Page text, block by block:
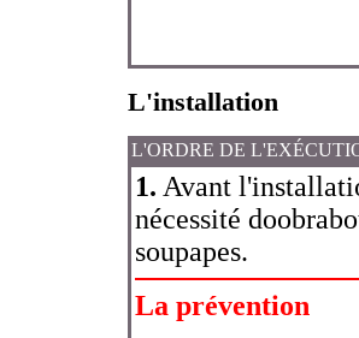
L'installation
L'ORDRE DE
1. Avant
nécessité
soupapes.
La prévention